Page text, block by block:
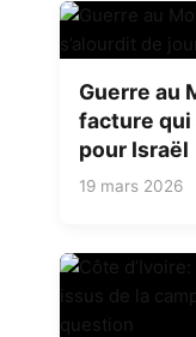
Guerre au
facture qui
pour Israël
19 mars 2026